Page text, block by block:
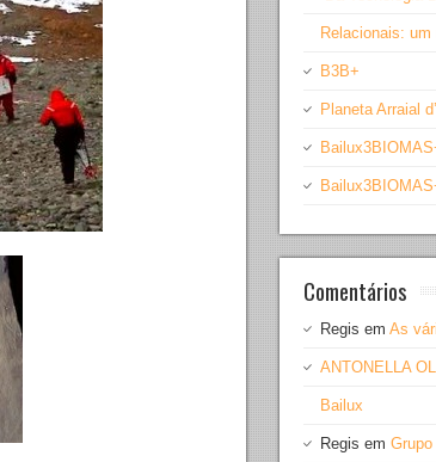
Relacionais:
B3B+
Planeta Arraial
Comentários
Regis em As
ANTONELLA
Bailux
Regis em